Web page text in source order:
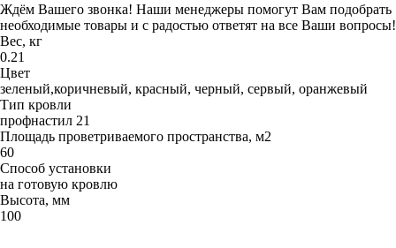
Ждём Вашего звонка! Наши менеджеры помогут Вам подобрать
необходимые товары и с радостью ответят на все Ваши вопросы!
Вес, кг
0.21
Цвет
зеленый,коричневый, красный, черный, сервый, оранжевый
Тип кровли
профнастил 21
Площадь проветриваемого пространства, м2
60
Способ установки
на готовую кровлю
Высота, мм
100